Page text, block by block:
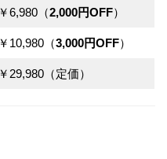
￥6,980（2,000円OFF）
￥10,980（3,000円OFF）
￥29,980（定価）